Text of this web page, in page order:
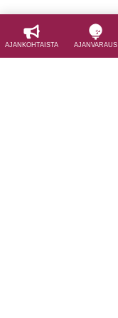
AJAN­KOHTAISTA AJAN­VARAUS